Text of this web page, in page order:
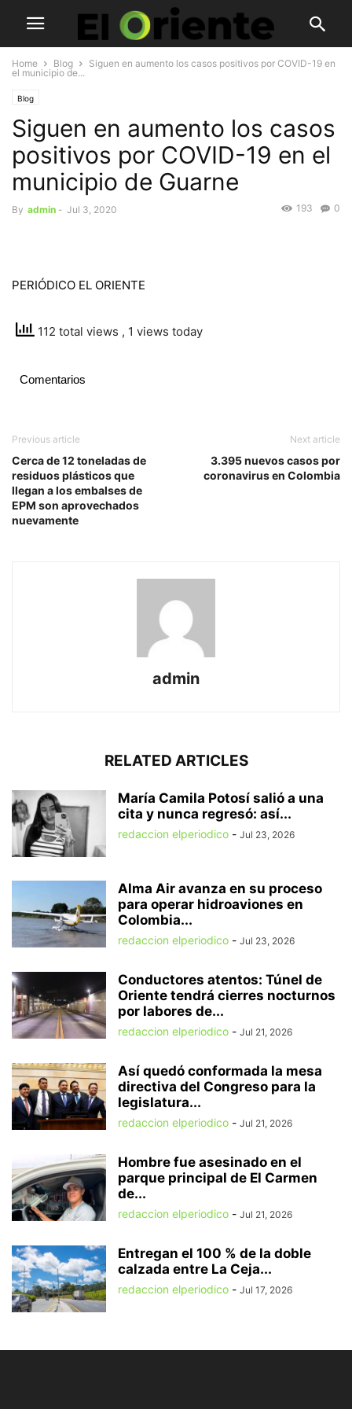
Home Blog
Siguen en aumento los casos positivos por COVID-19 en
el municipio de...
Blog
Siguen en aumento los casos
positivos por COVID-19 en el
municipio de Guarne
By admin - Jul 3, 2020 0
193
PERIÓDICO EL ORIENTE
112 total views , 1 views today
Comentarios
Previous article
Cerca de 12 toneladas de
residuos plásticos que
llegan a los embalses de
EPM son aprovechados
nuevamente
Next article
3.395 nuevos casos por
coronavirus en Colombia
admin
RELATED ARTICLES
María Camila Potosí salió a una
cita y nunca regresó: así...
redaccion elperiodico - Jul 23, 2026
Alma Air avanza en su proceso
para operar hidroaviones en
Colombia...
redaccion elperiodico - Jul 23, 2026
Conductores atentos: Túnel de
Oriente tendrá cierres nocturnos
por labores de...
redaccion elperiodico - Jul 21, 2026
Así quedó conformada la mesa
directiva del Congreso para la
legislatura...
redaccion elperiodico - Jul 21, 2026
Hombre fue asesinado en el
parque principal de El Carmen
de...
redaccion elperiodico - Jul 21, 2026
Entregan el 100 % de la doble
calzada entre La Ceja...
redaccion elperiodico - Jul 17, 2026